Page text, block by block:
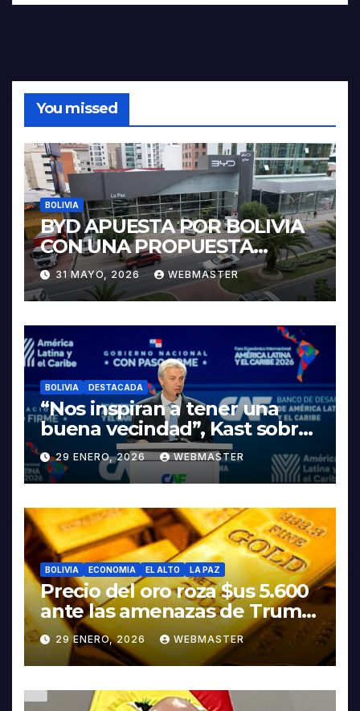
You missed
BOLIVIA
BYD APUESTA POR BOLIVIA
CON UNA PROPUESTA
INTEGRAL PARA IMPULSAR
LA ELECTROMOVILIDAD Y LA
INDUSTRIALIZACIÓN DEL
LITIO
31 MAYO, 2026 WEBMASTER
BOLIVIA DESTACADA
“Nos inspiran a tener una
buena vecindad”, Kast sobre
discurso del presidente
Rodrigo Paz
29 ENERO, 2026 WEBMASTER
BOLIVIA ECONOMIA EL ALTO LA PAZ
Precio del oro roza $us 5.600
ante las amenazas de Trump
contra Irán
29 ENERO, 2026 WEBMASTER